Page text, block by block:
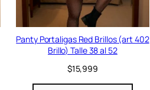
Panty Portaligas Red Brillos (art 402
Brillo) Talle 38 al 52
$15,999